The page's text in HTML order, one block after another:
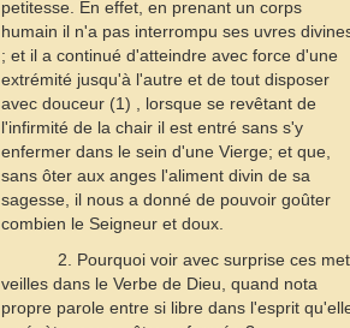
petitesse. En effet, en prenant un corps
humain il n'a pas interrompu ses uvres
; et il a continué d'atteindre avec force d'une
extrémité jusqu'à l'autre et de tout disposer
avec douceur (1) ,
lorsque se revêtant de
l'infirmité de la chair il est entré sans s'y
enfermer dans le sein d'une Vierge; et que,
sans ôter aux anges l'aliment divin de sa
sagesse, il nous a donné de pouvoir goûter
combien le Seigneur et doux.
2. Pourquoi voir avec surprise ces
veilles dans le Verbe de Dieu, quand nota
propre parole entre si libre dans l'esprit